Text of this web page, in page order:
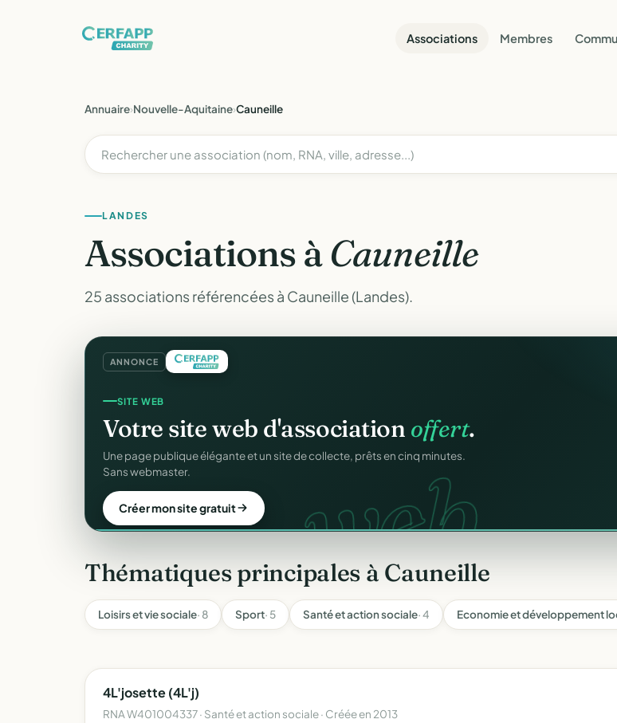
Associations Membres
Annuaire›Nouvelle-Aquitaine›Cauneille
LANDES
Associations àCauneille
25 associations référencées à Cauneille (Landes).
ANNONCE
CERFA.
REÇUS FISCAUX
Vos reçusCERFAautomatiques.
Générés et envoyés à vos donateurs en un clic, conformes au modèle
officiel n°11580.
Automatiser mes reçus
Thématiques principales à Cauneille
Loisirs et vie sociale· 8 Sport· 5 Santé et action sociale· 4 Economie et développement
4L'josette (4L'j)
RNA W401004337 · Santé et action sociale · Créée en 2013